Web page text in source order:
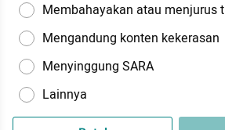
Membahayakan atau menjurus
Mengandung konten kekerasan
Menyinggung SARA
Lainnya